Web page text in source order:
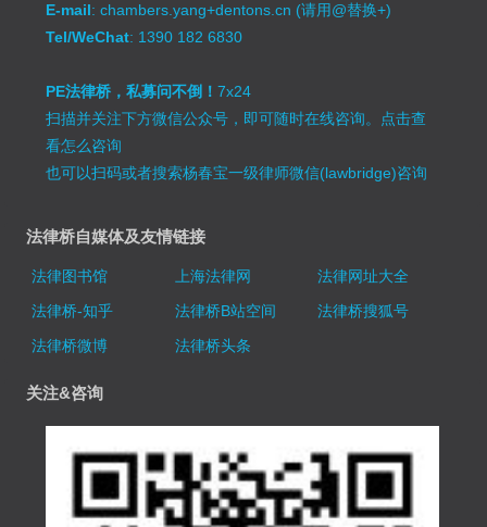
E-mail: chambers.yang+dentons.cn (请用@替换+)
Tel/WeChat: 1390 182 6830
PE法律桥，私募问不倒！7x24
扫描并关注下方微信公众号，即可随时在线咨询。 点击查
看怎么咨询
也可以扫码或者搜索杨春宝一级律师微信(lawbridge)咨询
法律桥自媒体及友情链接
法律图书馆 上海法律网
法律网址大全
法律桥-知乎
法律桥B站空间
法律桥搜狐号
法律桥微博
法律桥头条
关注&咨询